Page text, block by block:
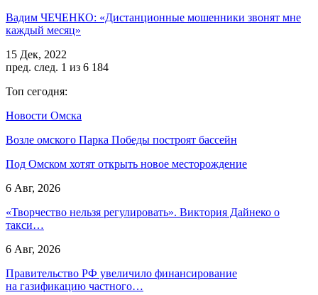
Вадим ЧЕЧЕНКО: «Дистанционные мошенники звонят мне
каждый месяц»
15 Дек, 2022
пред. след. 1 из 6 184
Топ сегодня:
Новости Омска
Возле омского Парка Победы построят бассейн
Под Омском хотят открыть новое месторождение
6 Авг, 2026
«Творчество нельзя регулировать». Виктория Дайнеко о
такси…
6 Авг, 2026
Правительство РФ увеличило финансирование
на газификацию частного…